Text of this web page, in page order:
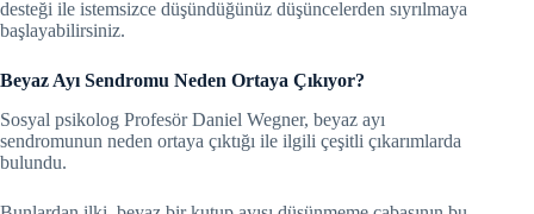
desteği ile istemsizce düşündüğünüz düşüncelerden sıyrılmaya
başlayabilirsiniz.
Beyaz Ayı Sendromu Neden Ortaya Çıkıyor?
Sosyal psikolog Profesör Daniel Wegner, beyaz ayı
sendromunun neden ortaya çıktığı ile ilgili çeşitli çıkarımlarda
bulundu.